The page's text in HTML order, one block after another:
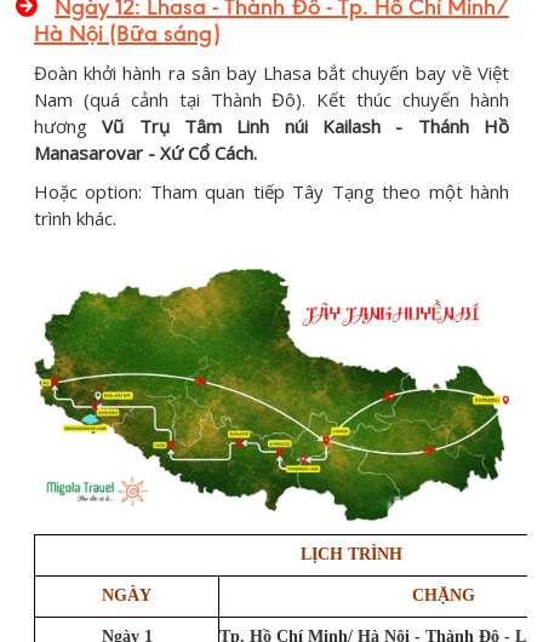
Ngày 12: Lhasa - Thành Đô - Tp. Hồ Chí Minh/
Hà Nội (Bữa sáng)
Đoàn khởi hành ra sân bay Lhasa bắt chuyến bay về Việt
Nam (quá cảnh tại Thành Đô). Kết thúc chuyến hành
hươngVũ Trụ Tâm Linh núi Kailash - Thánh Hồ
Manasarovar - Xứ Cổ Cách.
Hoặc option: Tham quan tiếp Tây Tạng theo một hành
trình khác.
LỊCH TRÌNH
NGÀY CHẶNG
Ngày 1 Tp. Hồ Chí Minh/ Hà Nội - Thành Đô -